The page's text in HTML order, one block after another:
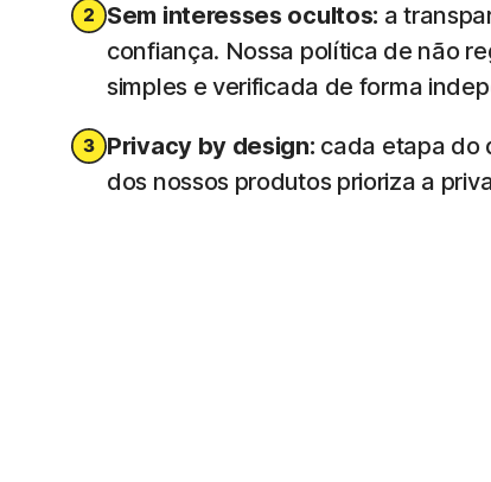
Sem interesses ocultos: a
confiança. Nossa política de não
simples e verificada de forma
Privacy by design: cada etapa do
dos nossos produtos prioriza a